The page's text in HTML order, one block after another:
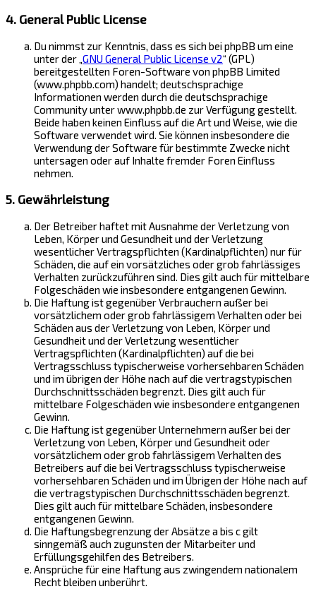
4. General Public License
Du nimmst zur Kenntnis, dass es sich bei phpBB um eine
unter der „GNU General Public License v2“ (GPL)
bereitgestellten Foren-Software von phpBB Limited
(www.phpbb.com) handelt; deutschsprachige
Informationen werden durch die deutschsprachige
Community unter www.phpbb.de zur Verfügung gestellt.
Beide haben keinen Einfluss auf die Art und Weise, wie die
Software verwendet wird. Sie können insbesondere die
Verwendung der Software für bestimmte Zwecke nicht
untersagen oder auf Inhalte fremder Foren Einfluss
nehmen.
5. Gewährleistung
Der Betreiber haftet mit Ausnahme der Verletzung von
Leben, Körper und Gesundheit und der Verletzung
wesentlicher Vertragspflichten (Kardinalpflichten) nur für
Schäden, die auf ein vorsätzliches oder grob fahrlässiges
Verhalten zurückzuführen sind. Dies gilt auch für mittelbare
Folgeschäden wie insbesondere entgangenen Gewinn.
Die Haftung ist gegenüber Verbrauchern außer bei
vorsätzlichem oder grob fahrlässigem Verhalten oder bei
Schäden aus der Verletzung von Leben, Körper und
Gesundheit und der Verletzung wesentlicher
Vertragspflichten (Kardinalpflichten) auf die bei
Vertragsschluss typischerweise vorhersehbaren Schäden
und im übrigen der Höhe nach auf die vertragstypischen
Durchschnittsschäden begrenzt. Dies gilt auch für
mittelbare Folgeschäden wie insbesondere entgangenen
Gewinn.
Die Haftung ist gegenüber Unternehmern außer bei der
Verletzung von Leben, Körper und Gesundheit oder
vorsätzlichem oder grob fahrlässigem Verhalten des
Betreibers auf die bei Vertragsschluss typischerweise
vorhersehbaren Schäden und im Übrigen der Höhe nach auf
die vertragstypischen Durchschnittsschäden begrenzt.
Dies gilt auch für mittelbare Schäden, insbesondere
entgangenen Gewinn.
Die Haftungsbegrenzung der Absätze a bis c gilt
sinngemäß auch zugunsten der Mitarbeiter und
Erfüllungsgehilfen des Betreibers.
Ansprüche für eine Haftung aus zwingendem nationalem
Recht bleiben unberührt.